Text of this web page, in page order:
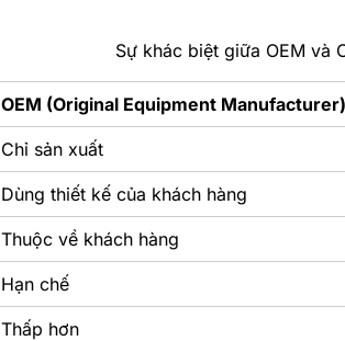
Sự khác biệt giữa OEM và
OEM (Original Equipment Manufacturer)
Chỉ sản xuất
Dùng thiết kế của khách hàng
Thuộc về khách hàng
Hạn chế
Thấp hơn